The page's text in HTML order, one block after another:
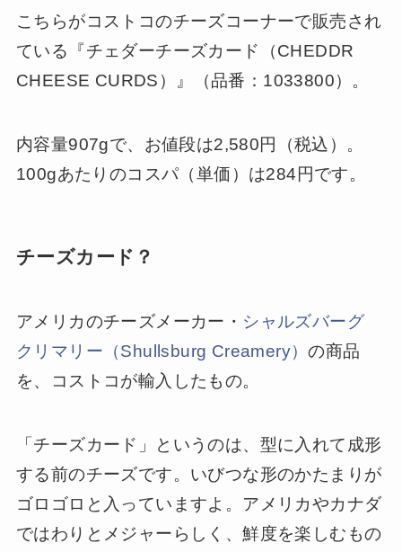
こちらがコストコのチーズコーナーで販売され
ている『チェダーチーズカード（CHEDDR
CHEESE CURDS）』（品番：1033800）。
内容量907gで、お値段は2,580円（税込）。
100gあたりのコスパ（単価）は284円です。
チーズカード？
アメリカのチーズメーカー・ シャルズバーグ
クリマリー（Shullsburg Creamery）の商品
を、コストコが輸入したもの。
「チーズカード」というのは、型に入れて成形
する前のチーズです。いびつな形のかたまりが
ゴロゴロと入っていますよ。アメリカやカナダ
ではわりとメジャーらしく、鮮度を楽しむもの